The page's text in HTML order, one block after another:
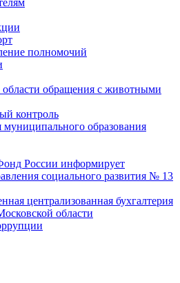
полномочий
обращения с животными
контроль
муниципального образования
России информирует
социального развития № 13
централизованная бухгалтерия
области